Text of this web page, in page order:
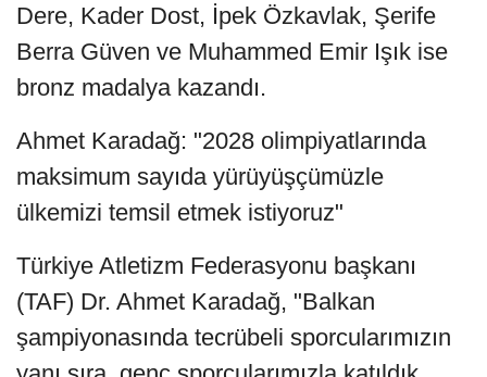
Dere, Kader Dost, İpek Özkavlak, Şerife
Berra Güven ve Muhammed Emir Işık ise
bronz madalya kazandı.
Ahmet Karadağ: "2028 olimpiyatlarında
maksimum sayıda yürüyüşçümüzle
ülkemizi temsil etmek istiyoruz"
Türkiye Atletizm Federasyonu başkanı
(TAF) Dr. Ahmet Karadağ, "Balkan
şampiyonasında tecrübeli sporcularımızın